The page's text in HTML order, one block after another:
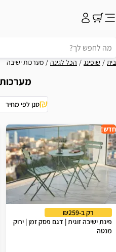
בית שופינג הכל לגינה מערכות ישיבה
סנן לפי מחיר
תוצאות
חדש!
רק ב-₪259
פינת ישיבה זוגית | דגם פסק זמן | ירוק
מנטה